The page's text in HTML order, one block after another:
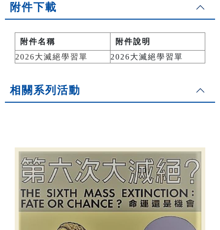
附件下載
附件名稱
附件說明
2026大滅絕學習單
2026大滅絕學習單
相關系列活動